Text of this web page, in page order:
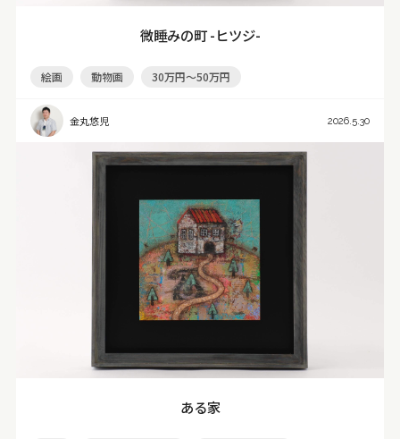
微睡みの町 -ヒツジ-
絵画 動物画 30万円～50万円
金丸悠児 2026.5.30
ある家